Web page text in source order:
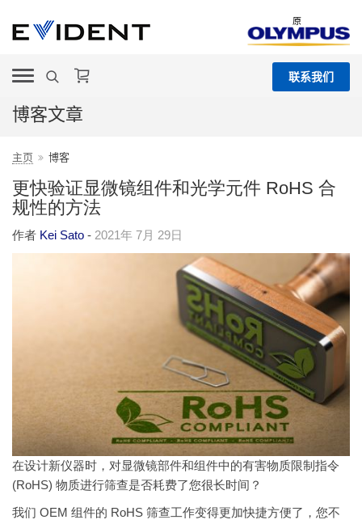
原
联系我们
博客文章
主页 博客
更快验证显微镜组件和光学元件 RoHS 合
规性的方法
作者 Kei Sato - 2021年 7月 29日
在设计新仪器时，对显微镜部件和组件中的有害物质限制指令
(RoHS) 物质进行筛查是否耗费了您很长时间？
我们 OEM 组件的 RoHS 筛查工作变得更加快捷方便了，您不